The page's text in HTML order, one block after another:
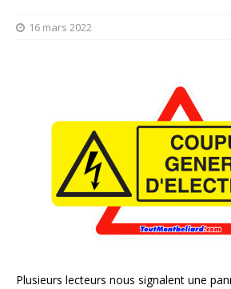
16 mars 2022
Plusieurs lecteurs nous signalent une